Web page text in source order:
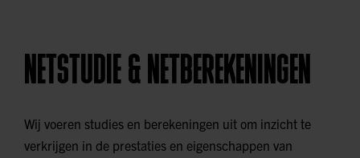
NETSTUDIE & NETBEREKENINGEN
Wij voeren studies en berekeningen uit om inzicht te
verkrijgen in de prestaties en eigenschappen van